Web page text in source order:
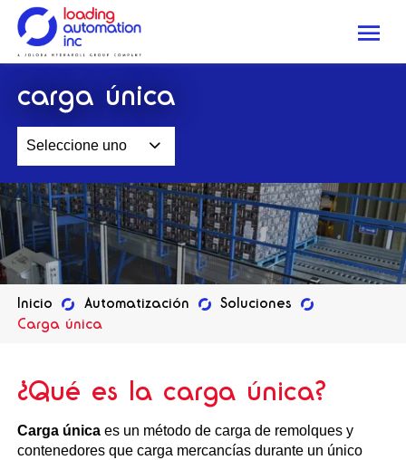
Loading
Inc
carga única
Seleccione uno
Inicio Automatización
Soluciones
Carga única
¿Qué es la carga única?
Carga única es un método de carga de remolques y
contenedores que carga mercancías durante un único